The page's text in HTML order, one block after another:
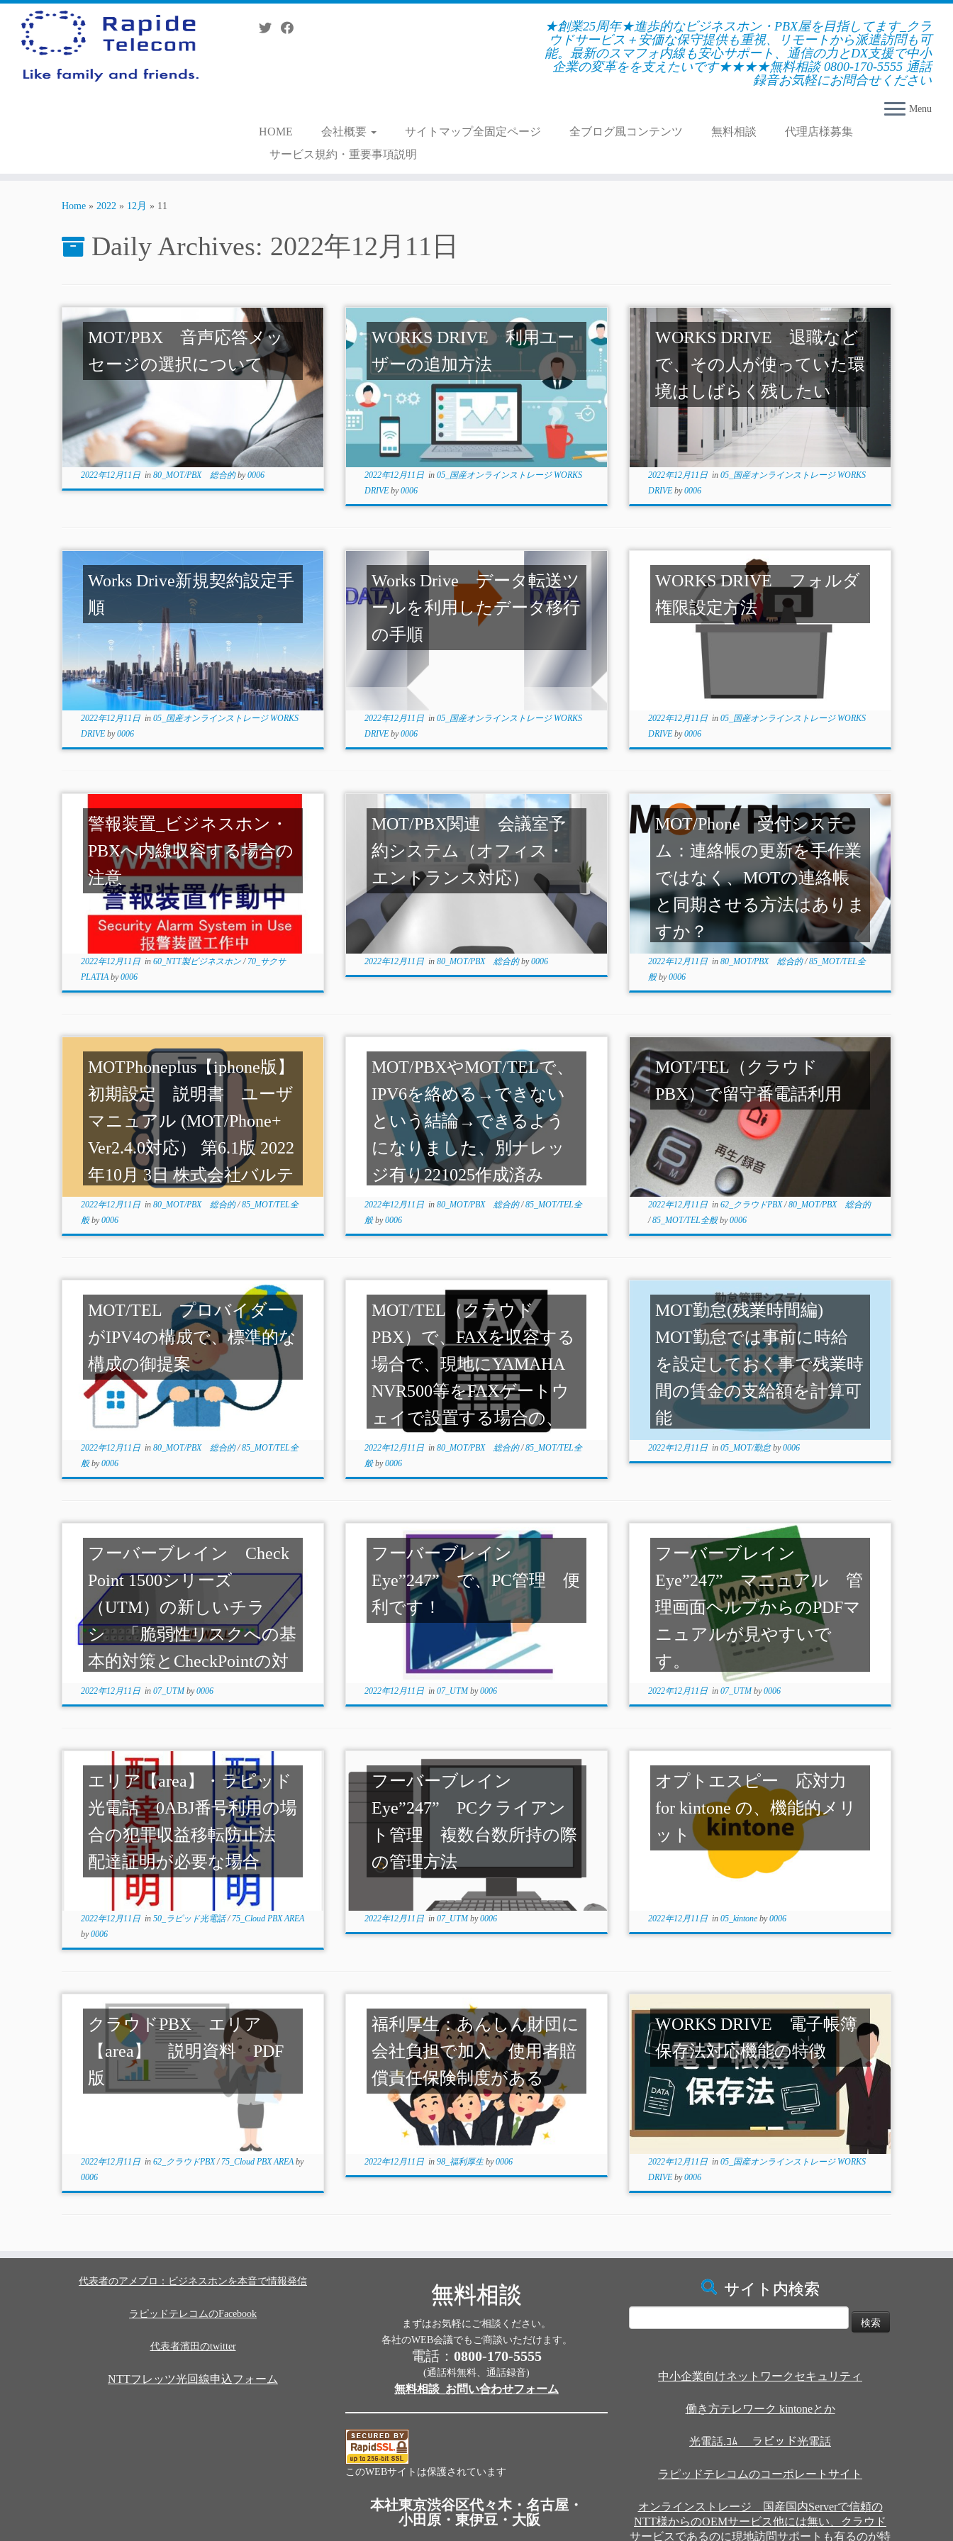
Skip
content
★創業25周年★進歩的なビジネスホン・PBX屋を目指してます_クラ
ウドサービス＋安価な保守提供も重視、リモートから派遣訪問も可
能。最新のスマフォ内線も安心サポート、通信の力とDX支援で中小
企業の変革をを支えたいです★★★★無料相談 0800-170-5555 通話
録音お気軽にお問合せください
Menu
HOME 会社概要 サイトマップ全固定ページ 全ブログ風コンテンツ 無料相談
代理店様募集
サービス規約・重要事項説明
Home » 2022 » 12月 » 11
Daily Archives: 2022年12月11日
MOT/PBX 音声応答メッ
セージの選択について
2022年12月11日in 80_MOT/PBX 総合的by0006
WORKS DRIVE 利用ユー
ザーの追加方法
2022年12月11日in 05_国産オンラインストレージ WORKS
DRIVE by0006
WORKS DRIVE 退職など
で、その人が使っていた環
境はしばらく残したい
2022年12月11日in 05_国産オンラインストレージ WORKS
DRIVE by0006
Works Drive新規契約設定手
順
2022年12月11日in 05_国産オンラインストレージ WORKS
DRIVE by0006
Works Drive データ転送ツ
ールを利用したデータ移行
の手順
2022年12月11日in 05_国産オンラインストレージ WORKS
DRIVE by0006
WORKS DRIVE フォルダ
権限設定方法
2022年12月11日in 05_国産オンラインストレージ WORKS
DRIVE by0006
警報装置_ビジネスホン・
PBXへ内線収容する場合の
注意
2022年12月11日in 60_NTT製ビジネスホン/ 70_サクサ
PLATIAby0006
MOT/PBX関連 会議室予
約システム（オフィス・
エントランス対応）
2022年12月11日in 80_MOT/PBX 総合的by0006
MOT/Phone 受付システ
ム：連絡帳の更新を手作業
ではなく、MOTの連絡帳
と同期させる方法はありま
すか？
2022年12月11日in 80_MOT/PBX 総合的/85_MOT/TEL全
般by0006
MOTPhoneplus【iphone版】
初期設定 説明書 ユーザ
マニュアル (MOT/Phone+
Ver2.4.0対応） 第6.1版 2022
年10月 3日 株式会社バルテ
ック
2022年12月11日in 80_MOT/PBX 総合的/85_MOT/TEL全
般by0006
MOT/PBXやMOT/TELで、
IPV6を絡める→できない
という結論→できるよう
になりました、別ナレッ
ジ有り221025作成済み
2022年12月11日in 80_MOT/PBX 総合的/85_MOT/TEL全
般by0006
MOT/TEL（クラウド
PBX）で留守番電話利用
2022年12月11日in 62_クラウドPBX/80_MOT/PBX 総合的
/85_MOT/TEL全般by0006
MOT/TEL プロバイダー
がIPV4の構成で、標準的な
構成の御提案
2022年12月11日in 80_MOT/PBX 総合的/85_MOT/TEL全
般by0006
MOT/TEL（クラウド
PBX）で、FAXを収容する
場合で、現地にYAMAHA
NVR500等をFAXゲートウ
ェイで設置する場合の、
MOT/PBX（オンプレ）の
違い
2022年12月11日in 80_MOT/PBX 総合的/85_MOT/TEL全
般by0006
MOT勤怠(残業時間編)
MOT勤怠では事前に時給
を設定しておく事で残業時
間の賃金の支給額を計算可
能
2022年12月11日in 05_MOT/勤怠by0006
フーバーブレイン Check
Point 1500シリーズ
（UTM）の新しいチラ
シ 「脆弱性リスクへの基
本的対策とCheckPointの対
応状況」
2022年12月11日in 07_UTMby0006
フーバーブレイン
Eye”247” で、PC管理 便
利です！
2022年12月11日in 07_UTMby0006
フーバーブレイン
Eye”247” マニュアル 管
理画面ヘルプからのPDFマ
ニュアルが見やすいで
す。
2022年12月11日in 07_UTMby0006
エリア【area】・ラピッド
光電話 0ABJ番号利用の場
合の犯罪収益移転防止法
配達証明が必要な場合
2022年12月11日in 50_ラピッド光電話/ 75_Cloud PBX AREA
by0006
フーバーブレイン
Eye”247” PCクライアン
ト管理 複数台数所持の際
の管理方法
2022年12月11日in 07_UTMby0006
オプトエスピー 応対力
for kintone の、機能的メリ
ット
2022年12月11日in 05_kintone by0006
クラウドPBX エリア
【area】 説明資料 PDF
版
2022年12月11日in 62_クラウドPBX/ 75_Cloud PBX AREAby
0006
福利厚生：あんしん財団に
会社負担で加入 使用者賠
償責任保険制度がある
2022年12月11日in 98_福利厚生by0006
WORKS DRIVE 電子帳簿
保存法対応機能の特徴
2022年12月11日in 05_国産オンラインストレージ WORKS
DRIVE by0006
代表者のアメブロ：ビジネスホンを本音で情報発信
ラピッドテレコムのFacebook
代表者濱田のtwitter
NTTフレッツ光回線申込フォーム
無料相談
まずはお気軽にご相談ください。
各社のWEB会議でもご商談いただけます。
電話： 0800-170-5555
(通話料無料、通話録音)
無料相談_お問い合わせフォーム
このWEBサイトは保護されています
本社東京渋谷区代々木・名古屋・
小田原・東伊豆・大阪
サイト内検索
索:
中小企業向けネットワークセキュリティ
働き方テレワーク kintoneとか
光電話.ｺﾑ ラピッド光電話
ラピッドテレコムのコーポレートサイト
オンラインストレージ 国産国内Serverで信頼の
NTT様からのOEMサービス他には無い、クラウド
サービスであるのに現地訪問サポートも有るのが特